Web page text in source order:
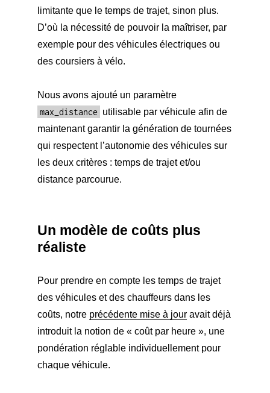
limitante que le temps de trajet, sinon plus.
D’où la nécessité de pouvoir la maîtriser, par
exemple pour des véhicules électriques ou
des coursiers à vélo.
Nous avons ajouté un paramètre
max_distance utilisable par véhicule afin de
maintenant garantir la génération de tournées
qui respectent l’autonomie des véhicules sur
les deux critères : temps de trajet et/ou
distance parcourue.
Un modèle de coûts plus
réaliste
Pour prendre en compte les temps de trajet
des véhicules et des chauffeurs dans les
coûts, notre précédente mise à jouravait déjà
introduit la notion de « coût par heure », une
pondération réglable individuellement pour
chaque véhicule.